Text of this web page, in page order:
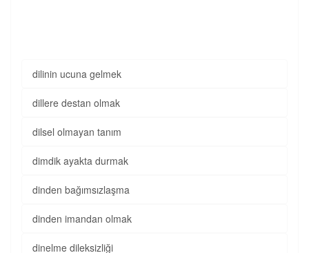
dilinin ucuna gelmek
dillere destan olmak
dilsel olmayan tanım
dimdik ayakta durmak
dinden bağımsızlaşma
dinden imandan olmak
dinelme dileksizliği